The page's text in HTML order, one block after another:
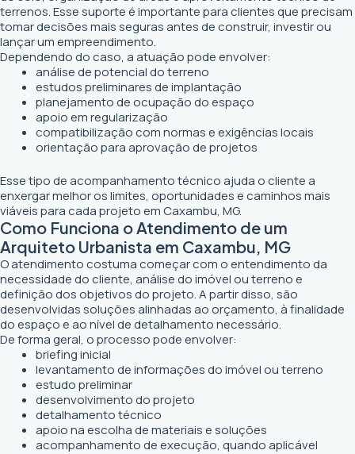
terrenos. Esse suporte é importante para clientes que precisam
tomar decisões mais seguras antes de construir, investir ou
lançar um empreendimento.
Dependendo do caso, a atuação pode envolver:
análise de potencial do terreno
estudos preliminares de implantação
planejamento de ocupação do espaço
apoio em regularização
compatibilização com normas e exigências locais
orientação para aprovação de projetos
Esse tipo de acompanhamento técnico ajuda o cliente a
enxergar melhor os limites, oportunidades e caminhos mais
viáveis para cada projeto em Caxambu, MG.
Como Funciona o Atendimento de um
Arquiteto Urbanista em Caxambu, MG
O atendimento costuma começar com o entendimento da
necessidade do cliente, análise do imóvel ou terreno e
definição dos objetivos do projeto. A partir disso, são
desenvolvidas soluções alinhadas ao orçamento, à finalidade
do espaço e ao nível de detalhamento necessário.
De forma geral, o processo pode envolver:
briefing inicial
levantamento de informações do imóvel ou terreno
estudo preliminar
desenvolvimento do projeto
detalhamento técnico
apoio na escolha de materiais e soluções
acompanhamento de execução, quando aplicável